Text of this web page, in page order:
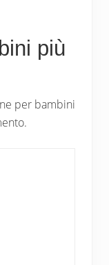
più
per bambini